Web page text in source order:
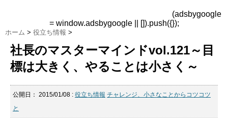
(adsbygoogle
= window.adsbygoogle || []).push({});
ホーム > 役立ち情報 >
社長のマスターマインドvol.121～目
標は大きく、やることは小さく～
公開日： 2015/01/08 : 役立ち情報 チャレンジ、小さなことからコツコツ
と